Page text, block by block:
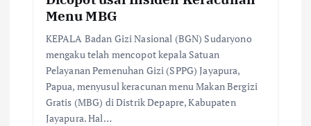
Menu MBG
KEPALA Badan Gizi Nasional (BGN) Sudaryono
mengaku telah mencopot kepala Satuan
Pelayanan Pemenuhan Gizi (SPPG) Jayapura,
Papua, menyusul keracunan menu Makan Bergizi
Gratis (MBG) di Distrik Depapre, Kabupaten
Jayapura. Hal…